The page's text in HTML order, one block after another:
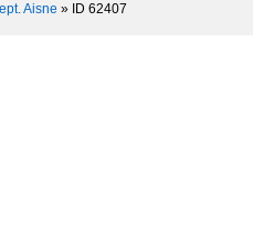
Aisne » ID 62407